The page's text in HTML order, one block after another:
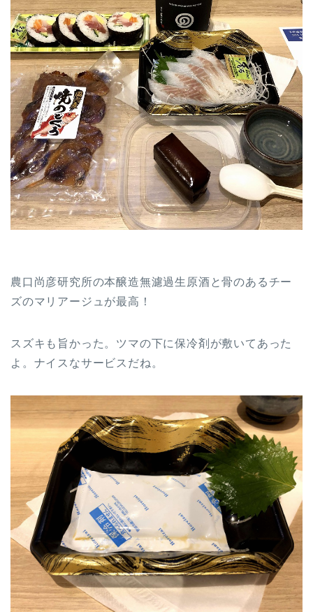
農口尚彦研究所の本醸造無濾過生原酒と骨のあるチー
ズのマリアージュが最高！
スズキも旨かった。ツマの下に保冷剤が敷いてあった
よ。ナイスなサービスだね。